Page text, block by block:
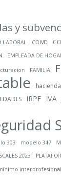
y
LABORAL COIVD
EMPLEADA DE
FAMILIA
hacienda
IRPF IVA
303 modelo 347
2023
interprofesional